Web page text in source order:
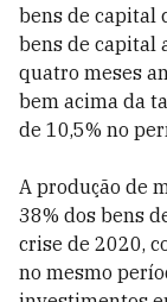
bens de capital
bens de capital
quatro meses
bem acima da
de 10,5% no
A produção de
38% dos bens
crise de 2020,
no mesmo